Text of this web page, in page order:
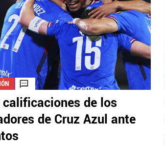
calificaciones de los
de Cruz Azul ante